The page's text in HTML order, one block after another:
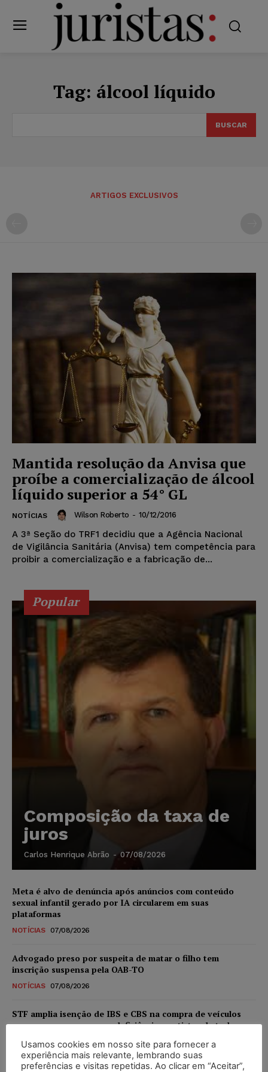
Tag: álcool líquido
BUSCAR
ARTIGOS EXCLUSIVOS
Mantida resolução da Anvisa que
proíbe a comercialização de álcool
líquido superior a 54° GL
NOTÍCIAS Wilson Roberto - 10/12/2016
A 3ª Seção do TRF1 decidiu que a Agência Nacional
de Vigilância Sanitária (Anvisa) tem competência para
proibir a comercialização e a fabricação de...
Popular
Composição da taxa de
juros
Carlos Henrique Abrão - 07/08/2026
Meta é alvo de denúncia após anúncios com conteúdo
sexual infantil gerado por IA circularem em suas
plataformas
NOTÍCIAS 07/08/2026
Advogado preso por suspeita de matar o filho tem
inscrição suspensa pela OAB-TO
NOTÍCIAS 07/08/2026
STF amplia isenção de IBS e CBS na compra de veículos
novos para pessoas com deficiência e autistas de todos os
DIREITO TRIBUTÁRIO 07/08/2026
Usamos cookies em nosso site para fornecer a
experiência mais relevante, lembrando suas
preferências e visitas repetidas. Ao clicar em “Aceitar”,